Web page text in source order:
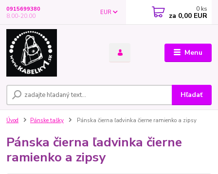
Menu
EUR
Hľadať
0915699380
8.00-20.00
0 ks
za 0,00 EUR
Úvod Pánske tašky Pánska čierna ľadvinka čierne ramienko a zipsy
Pánska čierna ľadvinka čierne
ramienko a zipsy